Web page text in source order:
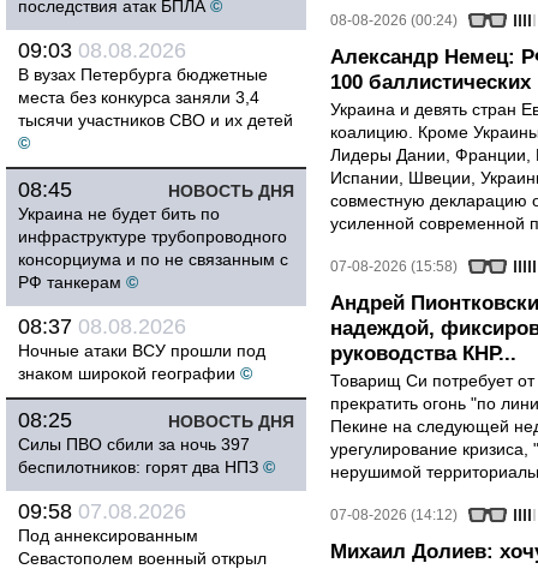
последствия атак БПЛА ©
09:03 08.08.2026
В вузах Петербурга бюджетные
места без конкурса заняли 3,4
тысячи участников СВО и их детей
©
НОВОСТЬ ДНЯ
08:45
Украина не будет бить по
инфраструктуре трубопроводного
консорциума и по не связанным с
РФ танкерам ©
08:37 08.08.2026
Ночные атаки ВСУ прошли под
знаком широкой географии ©
НОВОСТЬ ДНЯ
08:25
Силы ПВО сбили за ночь 397
беспилотников: горят два НПЗ ©
09:58 07.08.2026
Под аннексированным
Севастополем военный открыл
08-08-2026 (00:24)
Александр Немец:
100 баллистических
Украина и девять стран
коалицию. Кроме
Лидеры Дании, Франции,
Испании, Швеции,
совместную декларацию
усиленной современной
07-08-2026 (15:58)
Андрей
надеждой,
руководства КНР...
Товарищ Си потребует
прекратить огонь "по
Пекине на следующей
урегулирование
нерушимой
07-08-2026 (14:12)
Михаил Долиев: